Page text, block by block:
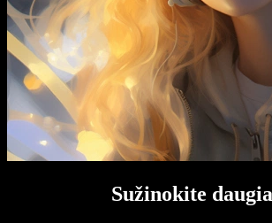
Sužinokite